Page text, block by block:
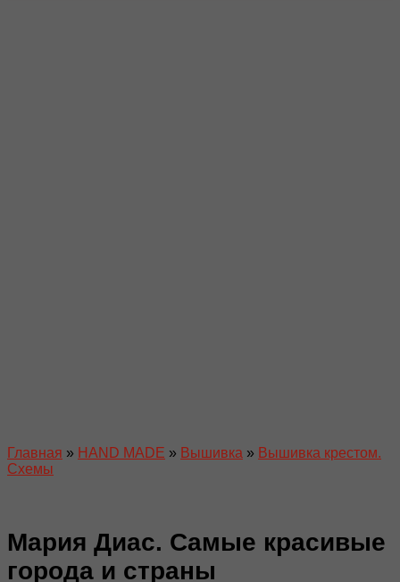
Главная » HAND MADE » Вышивка » Вышивка крестом.
Схемы
Мария Диас. Самые красивые
города и страны